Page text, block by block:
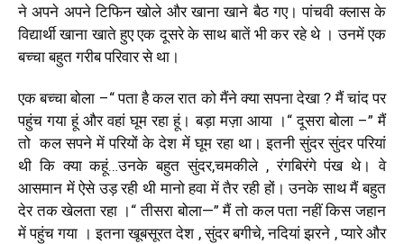
ने अपने अपने टिफिन खोले और खाना खाने बैठ गए। पांचवी क्लास के
विद्यार्थी खाना खाते हुए एक दूसरे के साथ बातें भी कर रहे थे । उनमें एक
बच्चा बहुत गरीब परिवार से था।
एक बच्चा बोला –“ पता है कल रात को मैंने क्या सपना देखा ? मैं चांद पर
पहुंच गया हूं और वहां घूम रहा हूं। बड़ा मज़ा आया ।“ दूसरा बोला –” मैं
तो कल सपने में परियों के देश में घूम रहा था। इतनी सुंदर सुंदर परियां
थी कि क्या कहूं…उनके बहुत सुंदर,चमकीले , रंगबिरंगे पंख थे। वे
आसमान में ऐसे उड़ रही थी मानो हवा में तैर रही हों। उनके साथ मैं बहुत
देर तक खेलता रहा ।“ तीसरा बोला—” मैं तो कल पता नहीं किस जहान
में पहुंच गया । इतना खूबसूरत देश , सुंदर बगीचे, नदियां झरने , प्यारे और